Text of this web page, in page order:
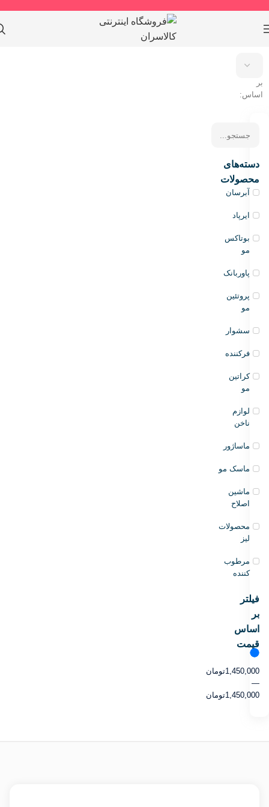
دسته‌های
محصولات
آبرسان
ایرپاد
بوتاکس
مو
پاوربانک
پروتئین
مو
سشوار
فرکننده
کراتین
مو
لوازم
ناخن
ماساژور
ماسک مو
ماشین
اصلاح
محصولات
لیز
مرطوب
کننده
فیلتر
بر
اساس
قیمت
1,450,000تومان
—
1,450,000تومان
بر
اساس: